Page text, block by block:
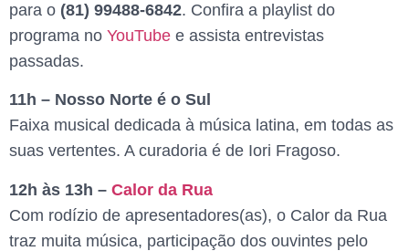
para o (81) 99488-6842. Confira a playlist do
programa no YouTube e assista entrevistas
passadas.
11h – Nosso Norte é o Sul
Faixa musical dedicada à música latina, em todas as
suas vertentes. A curadoria é de Iori Fragoso.
12h às 13h – Calor da Rua
Com rodízio de apresentadores(as), o Calor da Rua
traz muita música, participação dos ouvintes pelo